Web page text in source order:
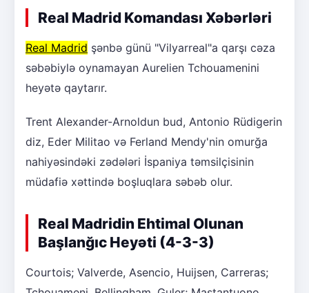
Real Madrid Komandası Xəbərləri
Real Madrid şənbə günü "Vilyarreal"a qarşı cəza
səbəbiylə oynamayan Aurelien Tchouamenini
heyətə qaytarır.
Trent Alexander-Arnoldun bud, Antonio Rüdigerin
diz, Eder Militao və Ferland Mendy'nin omurğa
nahiyəsindəki zədələri İspaniya təmsilçisinin
müdafiə xəttində boşluqlara səbəb olur.
Real Madridin Ehtimal Olunan
Başlanğıc Heyəti (4-3-3)
Courtois; Valverde, Asencio, Huijsen, Carreras;